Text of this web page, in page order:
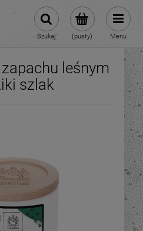
(pusty)
Szukaj Menu
leśnym
szlak